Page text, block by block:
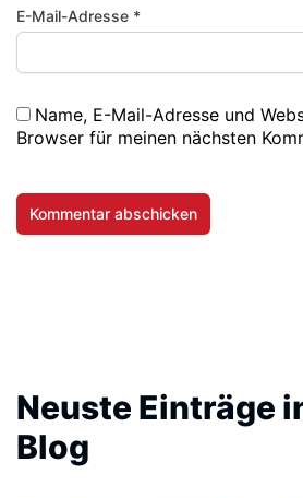
E-Mail-Adresse *
Name, E-Mail-Adresse und
Browser für meinen nächsten
Neuste Einträge
Blog